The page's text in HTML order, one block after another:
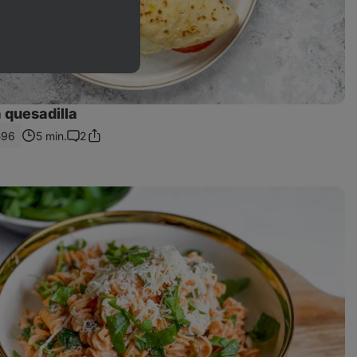
quesadilla
5 min.
Komentáře
2Sdílet